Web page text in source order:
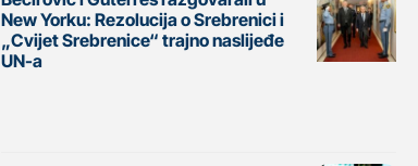
New Yorku: Rezolucija o Srebrenici i
„Cvijet Srebrenice“ trajno naslijeđe
UN-a